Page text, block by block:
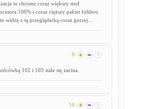
to chrome coraz większy muł
100% i coraz cięższy pakiet folderu
widzę z tą przeglądarką coraz gorzej...
8
102 i 103 stale się zacina.
10